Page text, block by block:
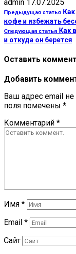
admin 17.07.2025
Предыдущая статья
кофе и избежать
Следующая статья Как
и откуда он берется
Оставить
Добавить
Ваш адрес email не
поля помечены *
Комментарий *
Имя *
Email *
Сайт